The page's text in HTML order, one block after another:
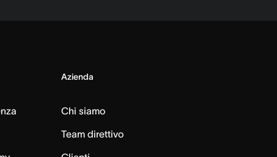
Azienda
Chi siamo
Team direttivo